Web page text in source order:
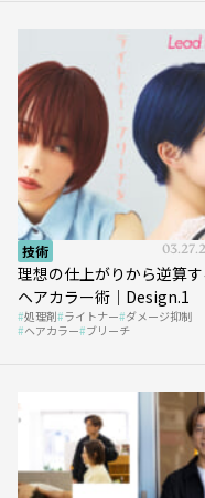
技術
理想の仕上がりから逆算す
ヘアカラー術｜Design.1
処理剤 ライトナー ダメージ抑制
ヘアカラー ブリーチ